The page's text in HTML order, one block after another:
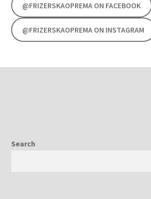
@FRIZERSKAOPREMA ON FACEBOOK
@FRIZERSKAOPREMA ON INSTAGRAM
Search